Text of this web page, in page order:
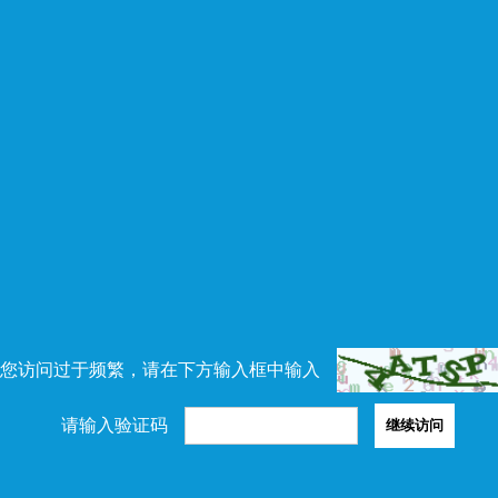
访问过于频繁，请在下方输入框中输入
请输入验证码 继续访问